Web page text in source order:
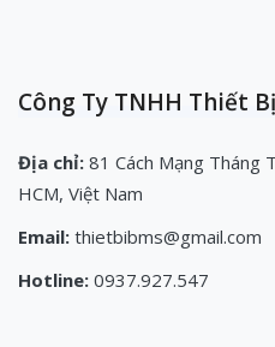
Công Ty TNHH Thiết
Địa chỉ: 81 Cách Mạng Tháng
HCM, Việt Nam
Email: thietbibms@gmail.com
Hotline: 0937.927.547